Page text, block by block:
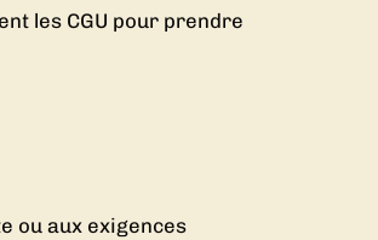
les CGU pour prendre
ou aux exigences